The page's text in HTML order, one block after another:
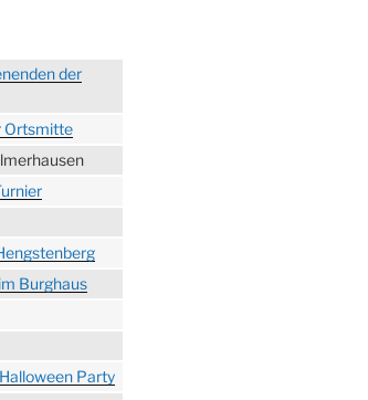
der
Ortsmitte
Burghaus
Party